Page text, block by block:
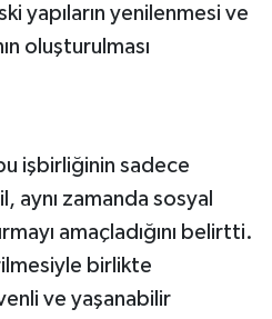
yapıların yenilenmesi ve
oluşturulması
işbirliğinin sadece
aynı zamanda sosyal
amaçladığını belirtti.
birlikte
ve yaşanabilir